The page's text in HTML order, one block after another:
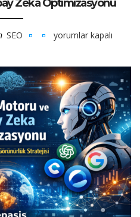
Zeka Optimizasyonu
SEO
ve
Yapay
Zeka
Optimizasyonu
için
yorumlar kapalı